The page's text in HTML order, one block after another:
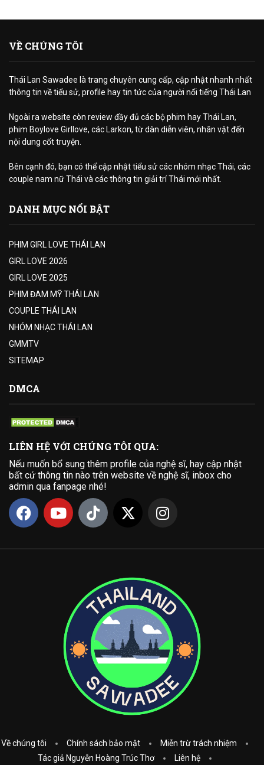
VỀ CHÚNG TÔI
Thái Lan Sawadee là trang chuyên cung cấp, cập nhật nhanh nhất
thông tin về tiểu sử, profile hay tin tức của người nổi tiếng Thái Lan
Ngoài ra website còn review đầy đủ các bộ phim hay Thái Lan,
phim Boylove Girllove, các Larkon, từ dàn diễn viên, nhân vật đến
nội dung cốt truyện.
Bên cạnh đó, bạn có thể cập nhật tiểu sử các nhóm nhạc Thái, các
couple nam nữ Thái và các thông tin giải trí Thái mới nhất.
DANH MỤC NỔI BẬT
PHIM GIRL LOVE THÁI LAN
GIRL LOVE 2026
GIRL LOVE 2025
PHIM ĐAM MỸ THÁI LAN
COUPLE THÁI LAN
NHÓM NHẠC THÁI LAN
GMMTV
SITEMAP
DMCA
LIÊN HỆ VỚI CHÚNG TÔI QUA:
Nếu muốn bổ sung thêm profile của nghệ sĩ, hay cập nhật
bất cứ thông tin nào trên website về nghệ sĩ, inbox cho
admin qua fanpage nhé!
Về chúng tôi Chính sách bảo mật
Miễn trừ trách nhiệm
Tác giả Nguyễn Hoàng Trúc Thơ
Liên hệ